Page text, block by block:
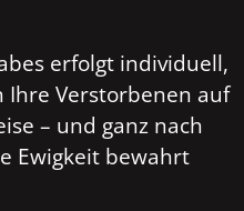
erfolgt individuell,
Verstorbenen auf
– und ganz nach
Ewigkeit bewahrt